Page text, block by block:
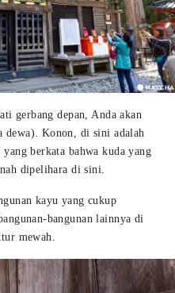
gerbang depan, Anda akan
dewa). Konon, di sini adalah
berkata bahwa kuda yang
dipelihara di sini.
kayu yang cukup
bangunan lainnya di
mewah.